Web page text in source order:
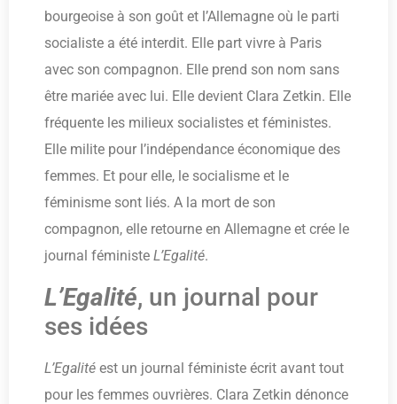
bourgeoise à son goût et l’Allemagne où le parti
socialiste a été interdit. Elle part vivre à Paris
avec son compagnon. Elle prend son nom sans
être mariée avec lui. Elle devient Clara Zetkin. Elle
fréquente les milieux socialistes et féministes.
Elle milite pour l’indépendance économique des
femmes. Et pour elle, le socialisme et le
féminisme sont liés. A la mort de son
compagnon, elle retourne en Allemagne et crée le
journal féministe L’Egalité.
L’Egalité, un journal pour
ses idées
L’Egalité est un journal féministe écrit avant tout
pour les femmes ouvrières. Clara Zetkin dénonce